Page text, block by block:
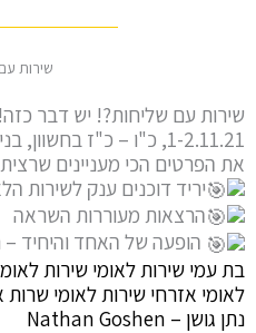
שירות
שירות עם שליחות?! יש דבר כזה!
1-2.11.21, כ"ו – כ"ז
את הפרטים הכי מעניינים
יריד דוכנים ענק לשירות
הרצאות מעוררות השראה
הופעה של האחד והיחיד –
בת עמי שירות לאומי שירות
לאומי אזרחי שירות לאומי שרות
נתן גושן – Nathan Goshen